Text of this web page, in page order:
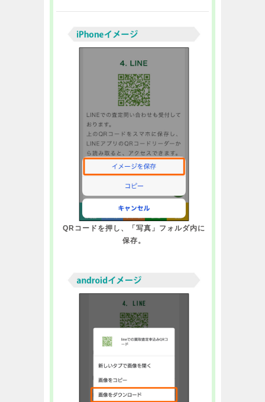
QRコードを押し、「写真」フォルダ内に
保存。